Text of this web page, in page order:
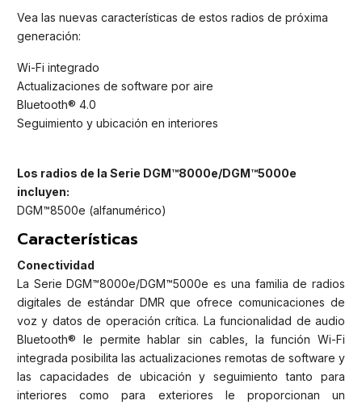
Vea las nuevas características de estos radios de próxima
generación:
Wi-Fi integrado
Actualizaciones de software por aire
Bluetooth® 4.0
Seguimiento y ubicación en interiores
Los radios de la Serie DGM™8000e/DGM™5000e
incluyen:
DGM™8500e (alfanumérico)
Características
Conectividad
La Serie DGM™8000e/DGM™5000e es una familia de radios
digitales de estándar DMR que ofrece comunicaciones de
voz y datos de operación crítica. La funcionalidad de audio
Bluetooth® le permite hablar sin cables, la función Wi-Fi
integrada posibilita las actualizaciones remotas de software y
las capacidades de ubicación y seguimiento tanto para
interiores como para exteriores le proporcionan un